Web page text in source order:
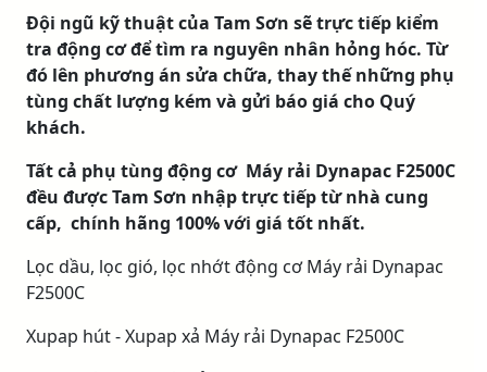
Đội ngũ kỹ thuật của Tam Sơn sẽ trực tiếp kiểm
tra động cơ để tìm ra nguyên nhân hỏng hóc. Từ
đó lên phương án sửa chữa, thay thế những phụ
tùng chất lượng kém và gửi báo giá cho Quý
khách.
Tất cả phụ tùng động cơ Máy rải Dynapac F2500C
đều được Tam Sơn nhập trực tiếp từ nhà cung
cấp, chính hãng 100% với giá tốt nhất.
Lọc dầu, lọc gió, lọc nhớt động cơ Máy rải Dynapac
F2500C
Xupap hút - Xupap xả Máy rải Dynapac F2500C